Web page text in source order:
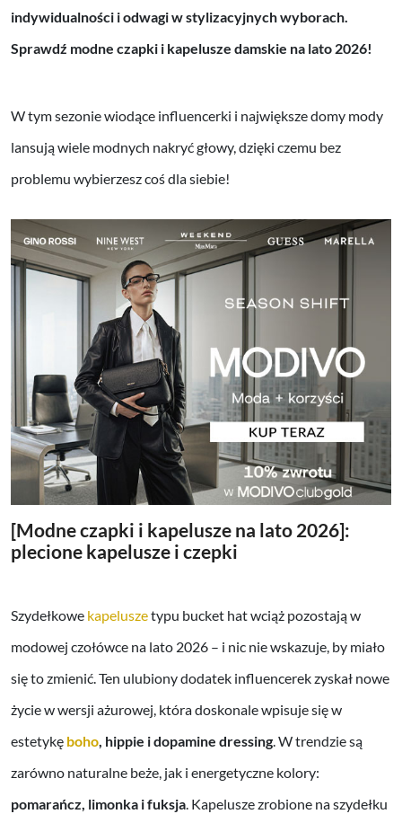
indywidualności i odwagi w stylizacyjnych wyborach.
Sprawdź modne czapki i kapelusze damskie na lato 2026!
W tym sezonie wiodące influencerki i największe domy mody
lansują wiele modnych nakryć głowy, dzięki czemu bez
problemu wybierzesz coś dla siebie!
[Modne czapki i kapelusze na lato 2026]:
plecione kapelusze i czepki
Szydełkowe kapeluszetypu bucket hat wciąż pozostają w
modowej czołówce na lato 2026 – i nic nie wskazuje, by miało
się to zmienić. Ten ulubiony dodatek influencerek zyskał nowe
życie w wersji ażurowej, która doskonale wpisuje się w
estetykę boho, hippie i dopamine dressing. W trendzie są
zarówno naturalne beże, jak i energetyczne kolory:
pomarańcz, limonka i fuksja. Kapelusze zrobione na szydełku